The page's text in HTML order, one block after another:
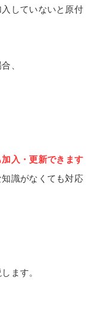
していないと原付
、
入・更新できます
識がなくても対応
ます。